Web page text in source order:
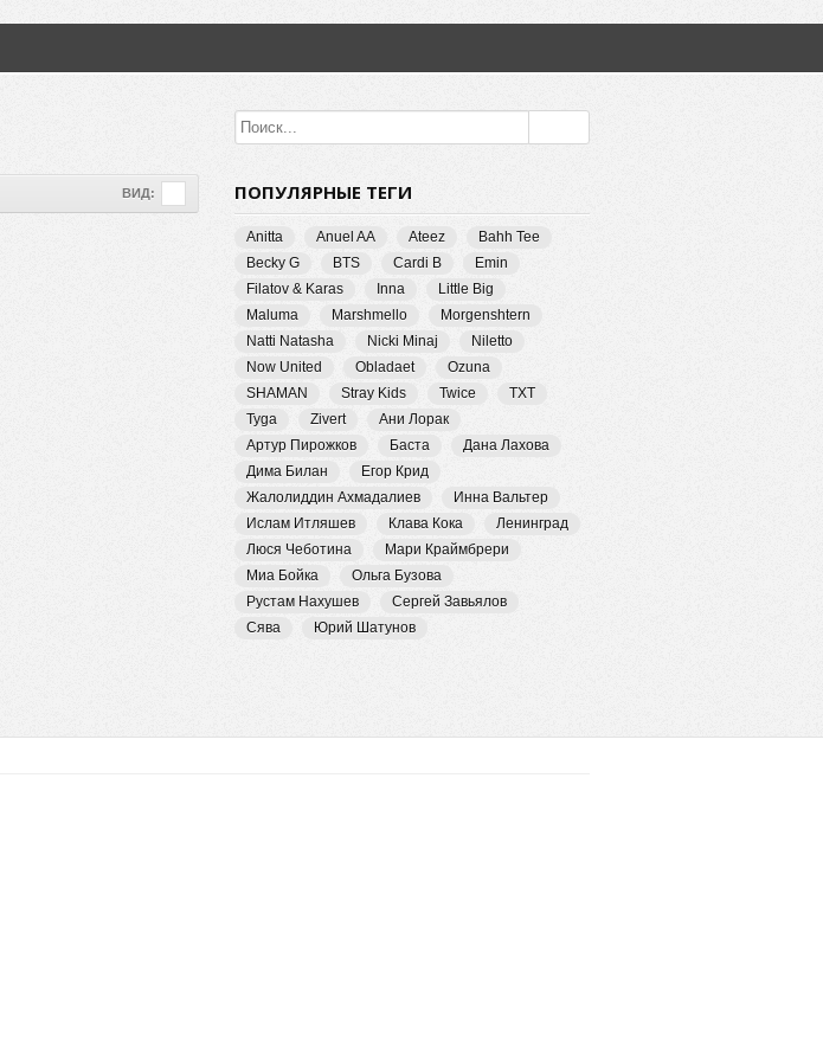
ВИД: ПОПУЛЯРНЫЕ ТЕГИ
Anitta Anuel AA Ateez
Bahh Tee
Becky G
BTS Cardi B
Emin
Filatov & Karas
Inna
Little Big
Maluma
Marshmello
Morgenshtern
Natti Natasha
Nicki Minaj
Niletto
Now United
Obladaet
Ozuna
SHAMAN
Stray Kids Twice
TXT
Tyga
Zivert
Ани Лорак
Артур Пирожков
Баста
Дана Лахова
Дима Билан
Егор Крид
Жалолиддин Ахмадалиев
Инна Вальтер
Ислам Итляшев
Клава Кока
Ленинград
Люся Чеботина
Мари Краймбрери
Миа Бойка
Ольга Бузова
Рустам Нахушев
Сергей Завьялов
Сява
Юрий Шатунов